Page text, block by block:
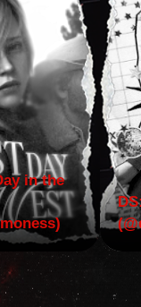
in the